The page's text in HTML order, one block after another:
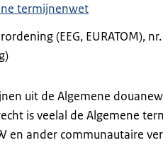
termijnenwet
(EEG, EURATOM),
uit de Algemene
is veelal de Algemene
en ander communautaire